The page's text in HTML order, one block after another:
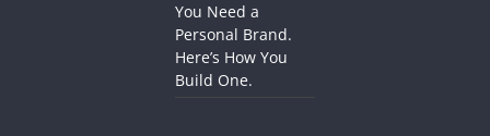
You Need a
Personal Brand.
Here’s How You
Build One.